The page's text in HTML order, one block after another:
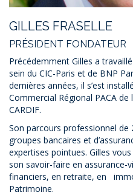
GILLES FRASELLE
PRÉSIDENT FONDATEUR
Précédemment Gilles a
sein du CIC-Paris et de BNP
dernières années, il s’est
Commercial Régional PACA de
CARDIF.
Son parcours professionnel de
groupes bancaires et
expertises pointues. Gilles
son savoir-faire en assurance-
financiers, en retraite, en
Patrimoine.